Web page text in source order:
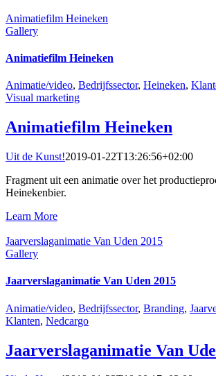
Animatiefilm Heineken
Gallery
Animatiefilm Heineken
Animatie/video, Bedrijfssector, Heineken,
Visual marketing
Animatiefilm Heineken
Uit de Kunst!2019-01-22T13:26:56+02:00
Fragment uit een animatie over het
Heinekenbier.
Learn More
Jaarverslaganimatie Van Uden 2015
Gallery
Jaarverslaganimatie Van Uden 2015
Animatie/video, Bedrijfssector, Branding,
Klanten, Nedcargo
Jaarverslaganimatie Van